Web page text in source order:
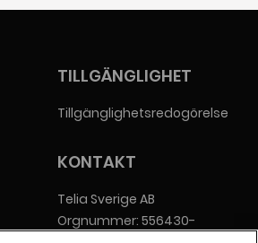
TILLGÄNGLIGHET
Tillgänglighetsredogörelse
KONTAKT
Telia Sverige AB
Orgnummer: 556430-